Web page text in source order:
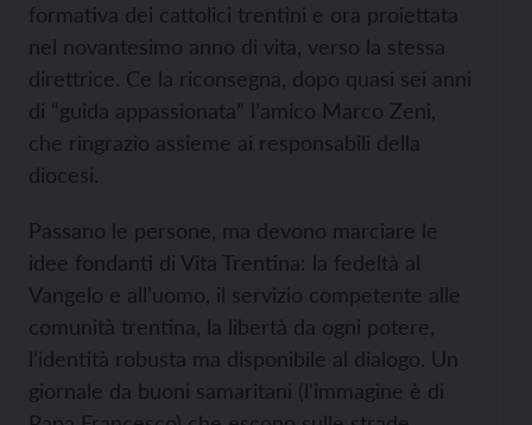
formativa dei cattolici trentini e ora proiettata
nel novantesimo anno di vita, verso la stessa
direttrice. Ce la riconsegna, dopo quasi sei anni
di “guida appassionata” l’amico Marco Zeni,
che ringrazio assieme ai responsabili della
diocesi.
Passano le persone, ma devono marciare le
idee fondanti di Vita Trentina: la fedeltà al
Vangelo e all’uomo, il servizio competente alle
comunità trentina, la libertà da ogni potere,
l’identità robusta ma disponibile al dialogo. Un
giornale da buoni samaritani (l'immagine è di